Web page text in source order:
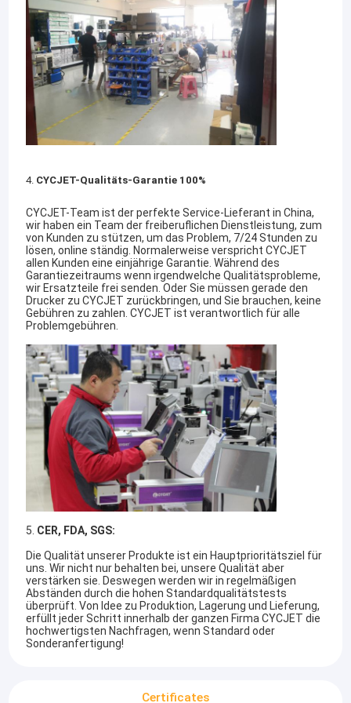
Haus
Produkte
Über uns
Fabrik-Ausflug
Qualitätskontrolle
Treten Sie mit uns in Verbindung
Fordern Sie ein Zitat
Handtintenstrahldrucker
Industrieller Tintenstrahl-Drucker
Laser-Markierungs-Maschine
Kodierungsund Markierungsmaschine
4. CYCJET-Qualitäts-Garantie 100%
CYCJET-Team ist der perfekte Service-Lieferant in China,
wir haben ein Team der freiberuflichen Dienstleistung, zum
von Kunden zu stützen, um das Problem, 7/24 Stunden zu
lösen, online ständig. Normalerweise verspricht CYCJET
allen Kunden eine einjährige Garantie. Während des
Garantiezeitraums wenn irgendwelche Qualitätsprobleme,
wir Ersatzteile frei senden. Oder Sie müssen gerade den
Drucker zu CYCJET zurückbringen, und Sie brauchen, keine
Gebühren zu zahlen. CYCJET ist verantwortlich für alle
Problemgebühren.
5. CER, FDA, SGS:
Die Qualität unserer Produkte ist ein Hauptprioritätsziel für
uns. Wir nicht nur behalten bei, unsere Qualität aber
verstärken sie. Deswegen werden wir in regelmäßigen
Abständen durch die hohen Standardqualitätstests
überprüft. Von Idee zu Produktion, Lagerung und Lieferung,
erfüllt jeder Schritt innerhalb der ganzen Firma CYCJET die
hochwertigsten Nachfragen, wenn Standard oder
Sonderanfertigung!
Certificates
SHANGHAI YUCHANG INDUSTRIELLE Co., Ltd., gekennzeichnet
alsCYCJET---Berufshandtintenstrahldrucker und tragbarer
Markierungslösungshersteller gelegen in Shanghai, China.
beruht auf dem Hauptsitz, der die Experten mit mehr
und der zukünftigen Entwicklung der Firma hat.